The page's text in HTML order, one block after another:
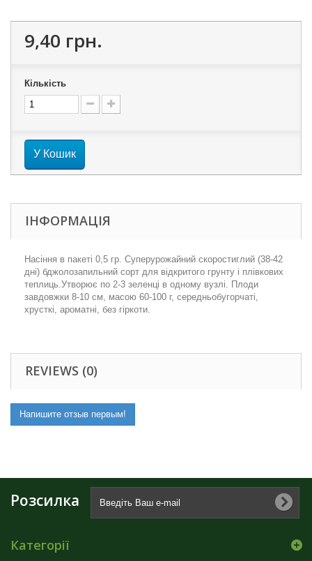
9,40 грн.
Кількість
У Кошик
ІНФОРМАЦІЯ
Насіння в пакеті 0,5 гр. Суперурожайний скоростиглий (38-42
дні) бджолозапильний сорт для відкритого грунту і плівкових
теплиць.Утворює по 2-3 зеленці в одному вузлі. Плоди
завдовжки 8-10 см, масою 60-100 г, середньобугорчаті,
хрусткі, ароматні, без гіркоти.
REVIEWS (0)
Напишите отзыв первым!
Розсилка
Категорії